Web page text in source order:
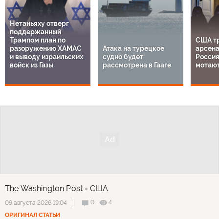
Нетаньяху отверг
поддержанный
Трампом план по
разоружению ХАМАС
и выводу израильских
войск из Газы
Атака на турецкое
судно будет
рассмотрена в Гааге
США
The Washington Post США
09 августа 2026 19:04 0
4
ОРИГИНАЛ СТАТЬИ